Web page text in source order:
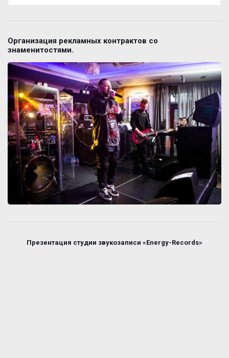
Организация рекламных контрактов со
знаменитостями.
Презентация студии звукозаписи «Energy-Records»